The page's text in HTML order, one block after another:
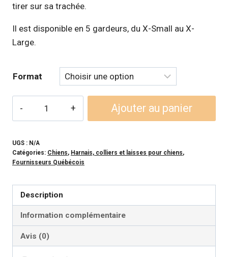
tirer sur sa trachée.
Il est disponible en 5 gardeurs, du X-Small au X-
Large.
Format
CANINS
-
de
marche
Ajouter au panier
UGS : N/A
Catégories: Chiens, Harnais, colliers et laisses pour chiens,
Fournisseurs Québécois
Description
Information complémentaire
Avis (0)